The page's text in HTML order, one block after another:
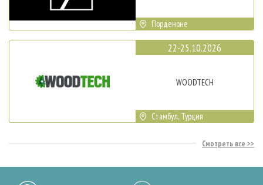
Порденоне
22-25.10.2026
WOODTECH
Стамбул, Турция
Смотреть все